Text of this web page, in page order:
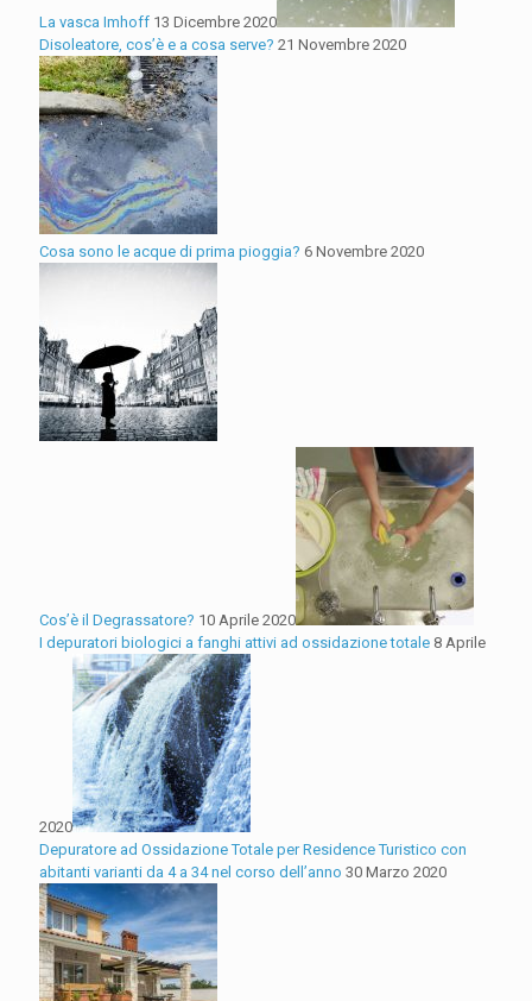
La vasca Imhoff 13 Dicembre 2020
Disoleatore, cos’è e a cosa serve? 21 Novembre 2020
Cosa sono le acque di prima pioggia? 6 Novembre 2020
Cos’è il Degrassatore? 10 Aprile 2020
I depuratori biologici a fanghi attivi ad ossidazione totale 8 Aprile
2020
Depuratore ad Ossidazione Totale per Residence Turistico con
abitanti varianti da 4 a 34 nel corso dell’anno 30 Marzo 2020